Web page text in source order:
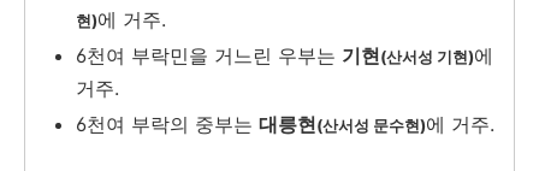
현)에 거주.
6천여 부락민을 거느린 우부는 기현(산서성 기현)에
거주.
6천여 부락의 중부는 대릉현(산서성 문수현)에 거주.